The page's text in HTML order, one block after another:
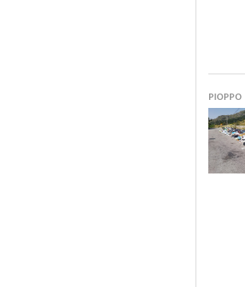
PIOPPO